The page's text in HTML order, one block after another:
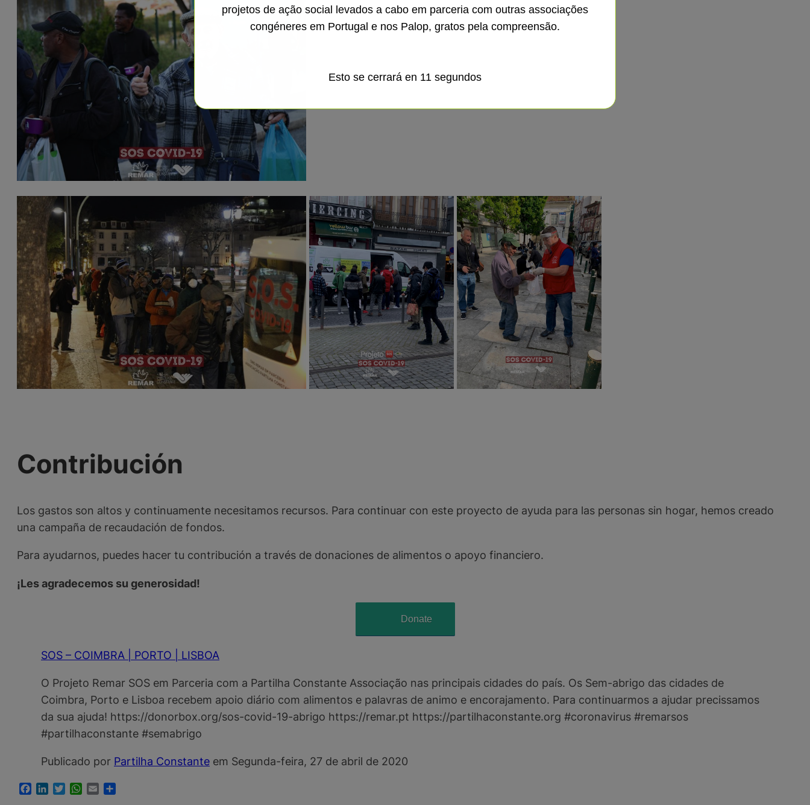
Contribución
Los gastos son altos y continuamente necesitamos recursos. Para continuar con este proyecto de ayuda para las personas sin hogar, hemos creado
una campaña de recaudación de fondos.
Para ayudarnos, puedes hacer tu contribución a través de donaciones de alimentos o apoyo financiero.
¡Les agradecemos su generosidad!
Donate
SOS – COIMBRA | PORTO | LISBOA
O Projeto Remar SOS em Parceria com a Partilha Constante Associação nas principais cidades do país. Os Sem-abrigo das cidades de
Coimbra, Porto e Lisboa recebem apoio diário com alimentos e palavras de animo e encorajamento. Para continuarmos a ajudar precissamos
da sua ajuda! https://donorbox.org/sos-covid-19-abrigo https://remar.pt https://partilhaconstante.org #coronavirus #remarsos
#partilhaconstante #semabrigo
Publicado por Partilha Constante em Segunda-feira, 27 de abril de 2020
Facebook
LinkedInTwitterWhatsApp
Email
projetos de ação social levados a cabo em parceria com outras associações
congéneres em Portugal e nos Palop, gratos pela compreensão.
Esto se cerrará en9segundos